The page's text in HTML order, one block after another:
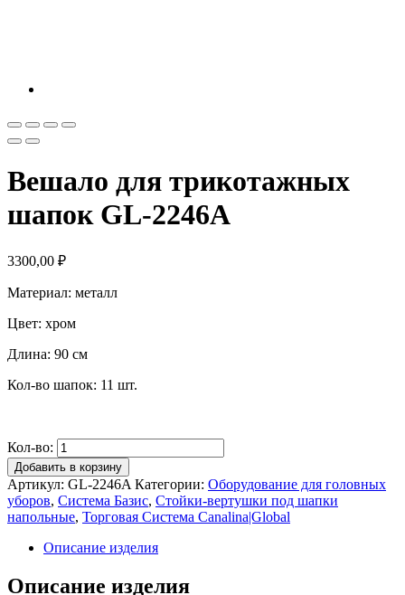
Вешало для трикотажных
шапок GL-2246A
3300,00 ₽
Материал: металл
Цвет: хром
Длина: 90 см
Кол-во шапок: 11 шт.
Кол-во:
Добавить в корзину
Артикул: GL-2246A Категории: Оборудование для головных
уборов, Система Базис, Стойки-вертушки под шапки
напольные, Торговая Система Canalina|Global
Описание изделия
Описание изделия